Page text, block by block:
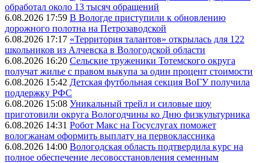
обработал около 13 тысяч обращений
6.08.2026 17:59 В Вологде приступили к обновлению
дорожного полотна на Петрозаводской
6.08.2026 17:17 «Территория талантов» открылась для 122
школьников из Алчевска в Вологодской области
6.08.2026 16:20 Сельские труженики Тотемского округа
получат жилье с правом выкупа за один процент стоимости
6.08.2026 15:42 Детская футбольная секция ВоГУ получила
поддержку РФС
6.08.2026 15:08 Уникальный трейл и силовые шоу
приготовили округа Вологодчины ко Дню физкультурника
6.08.2026 14:31 Робот Макс на Госуслугах поможет
вологжанам оформить выплату на первоклассника
6.08.2026 14:00 Вологодская область подтвердила курс на
полное обеспечение лесовосстановления семенным